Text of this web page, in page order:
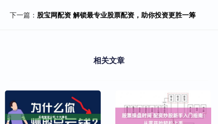
下一篇： 股宝网配资 解锁最专业股票配资，助你投资更胜一筹
相关文章